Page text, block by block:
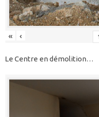
« ‹
Le Centre en démolition…